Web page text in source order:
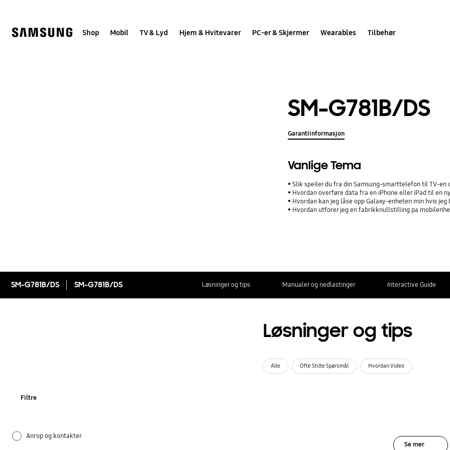
Shop Mobil TV & Lyd Hjem & Hvitevarer PC-er & Skjermer Wearables Tilbehør
SM-G781B/DS
Garantiinformasjon
Vanlige Tema
Slik speiler du fra din Samsung-smarttelefon til TV-en
Hvordan overføre data fra en iPhone eller iPad til en
Hvordan kan jeg låse opp Galaxy-enheten min hvis
Hvordan utforer jeg en fabrikknullstilling pa
SM-G781B/DS SM-G781B/DS Løsninger og tips Manualer og nedlastinger Interactive Guide
Løsninger og tips
Alle Ofte Stilte Spørsmål Hvordan Video
Filtre
Anrop og kontakter
Se mer